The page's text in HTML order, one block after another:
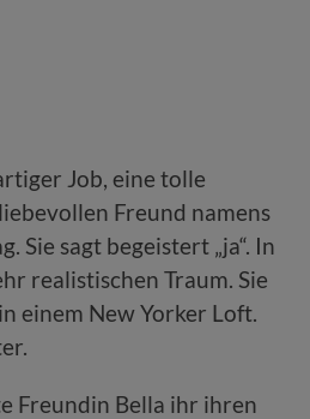
Job, eine tolle
Freund namens
Sie sagt begeistert „ja“. In
realistischen Traum. Sie
einem New Yorker Loft.
Freundin Bella ihr ihren